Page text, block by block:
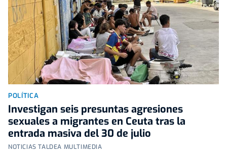
POLÍTICA
Investigan seis presuntas agresiones
sexuales a migrantes en Ceuta tras la
entrada masiva del 30 de julio
NOTICIAS TALDEA MULTIMEDIA